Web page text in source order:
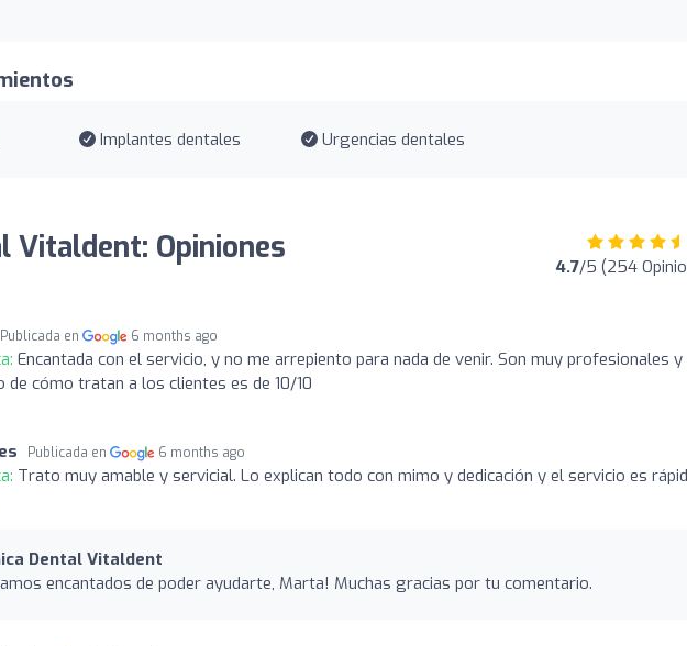
Implantes dentales Urgencias dentales
Vitaldent: Opiniones 4.7/5 (254
Publicada en 6 months ago
Encantada con el servicio, y no me arrepiento para nada de venir. Son muy profesionales y
de cómo tratan a los clientes es de 10/10
Publicada en 6 months ago
Trato muy amable y servicial. Lo explican todo con mimo y dedicación y el servicio es
Dental Vitaldent
encantados de poder ayudarte, Marta! Muchas gracias por tu comentario.